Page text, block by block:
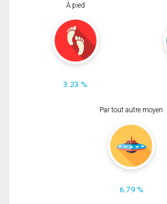
À pied
3.23 %
Par tout autre moyen
6.79 %